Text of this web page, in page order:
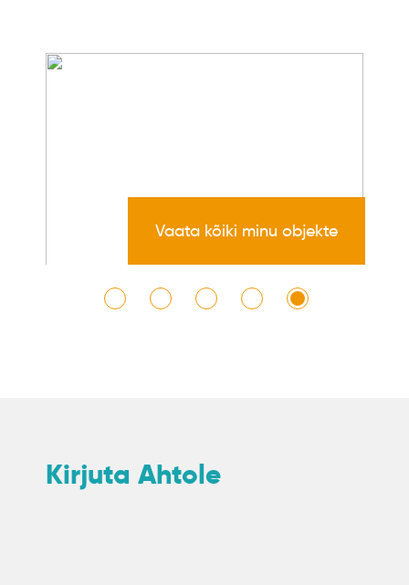
Vaata kõiki minu objekte
Kirjuta Ahtole